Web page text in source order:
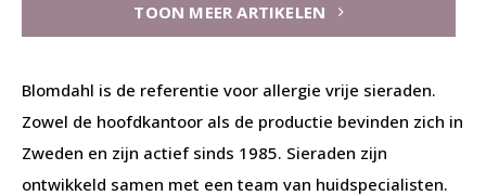
TOON MEER ARTIKELEN
Blomdahl is de referentie voor allergie vrije sieraden.
Zowel de hoofdkantoor als de productie bevinden zich in
Zweden en zijn actief sinds 1985. Sieraden zijn
ontwikkeld samen met een team van huidspecialisten.